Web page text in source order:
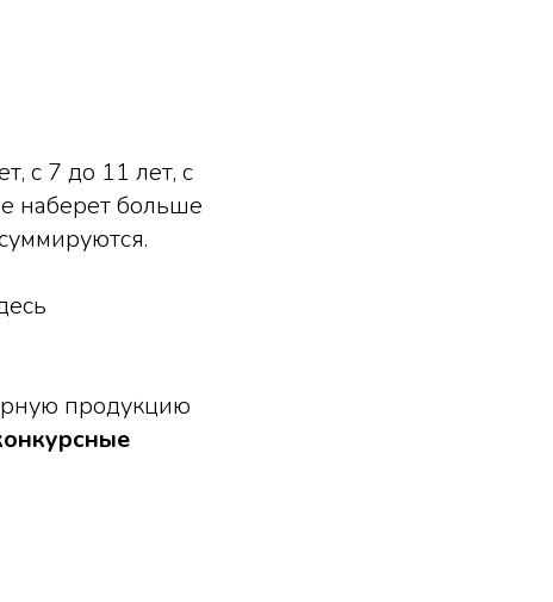
с 7 до 11 лет, с
наберет больше
продукцию